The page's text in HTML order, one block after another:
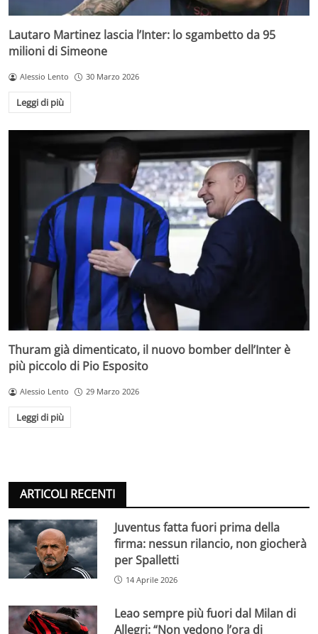
Lautaro Martinez lascia l’Inter: lo sgambetto da 95
milioni di Simeone
Alessio Lento 30 Marzo 2026
Leggi di più
Thuram già dimenticato, il nuovo bomber dell’Inter è
più piccolo di Pio Esposito
Alessio Lento 29 Marzo 2026
Leggi di più
ARTICOLI RECENTI
Juventus fatta fuori prima della
firma: nessun rilancio, non giocherà
per Spalletti
14 Aprile 2026
Leao sempre più fuori dal Milan di
Allegri: “Non vedono l’ora di